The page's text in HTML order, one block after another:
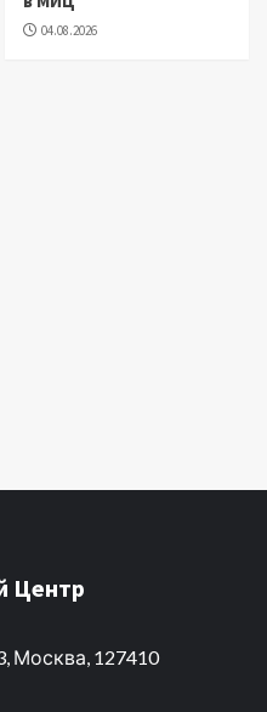
04.08.2026
Центр
Москва, 127410